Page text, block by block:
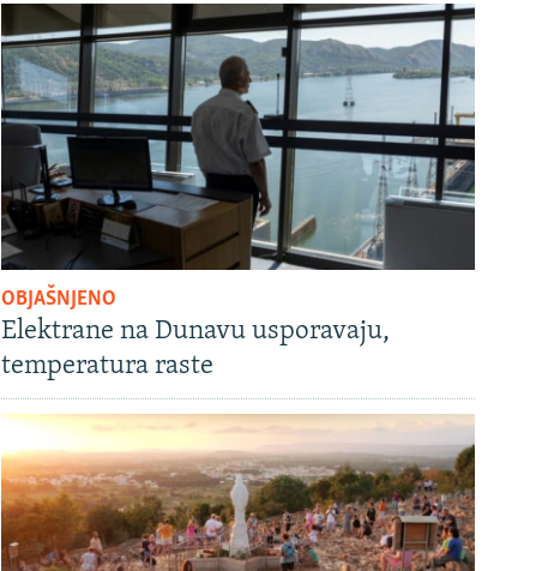
OBJAŠNJENO
Elektrane na Dunavu usporavaju,
temperatura raste